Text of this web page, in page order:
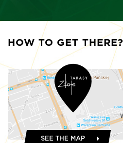
HOW TO GET THERE?
SEE THE MAP